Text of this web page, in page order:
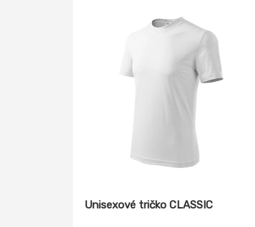
Unisexové tričko CLASSIC